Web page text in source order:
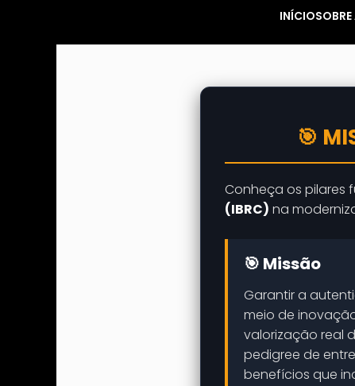
INÍCIO
🎯
Conheça os pilares
(IBRC) na
🎯 Missão
Garantir a
meio de
valorização real
pedigree de
benefícios que